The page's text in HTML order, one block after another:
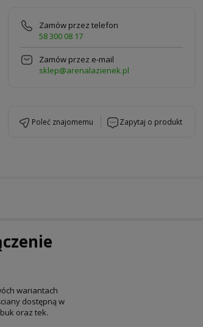
Zamów przez telefon
58 300 08 17
Zamów przez e-mail
sklep@arenalazienek.pl
poleć znajomemu zapytaj o produkt
wariantach
dostępną w
oraz tek.